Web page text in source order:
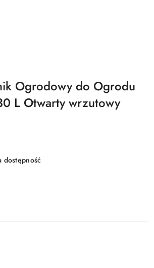
Ogrodowy do Ogrodu
L Otwarty wrzutowy
dostępność